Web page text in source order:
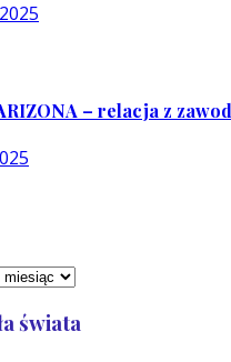
– relacja z
świata